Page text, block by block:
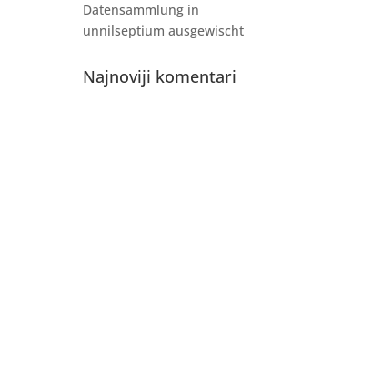
Datensammlung in
unnilseptium ausgewischt
Najnoviji komentari